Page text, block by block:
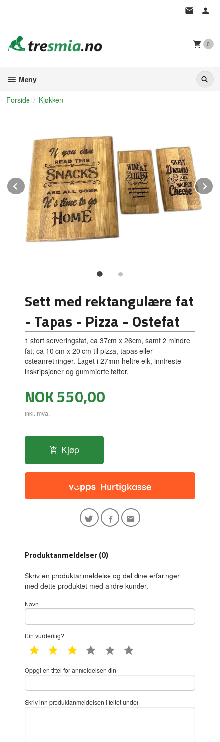
0
Meny
Forside Kjøkken
Prev
Sett med rektangulære fat
- Tapas - Pizza - Ostefat
1 stort serveringsfat, ca 37cm x 26cm, samt 2 mindre
fat, ca 10 cm x 20 cm til pizza, tapas eller
osteanretninger. Laget i 27mm heltre eik, innfreste
inskripsjoner og gummierte føtter.
Pris
NOK550,00
inkl. mva.
Kjøp
Produktanmeldelser (0)
Skriv en produktanmeldelse og del dine erfaringer
med dette produktet med andre kunder.
Navn
Din vurdering?
1 star 2 star 3 star 4 star 5 star
Oppgi en tittel for anmeldelsen din
Skriv inn produktanmeldelsen i feltet under